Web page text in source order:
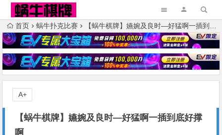
首页 蜗牛扑克比赛 【蜗牛棋牌】嬿婉及良时—好猛啊一插到底好撑啊
【蜗牛棋牌】嬿婉及良时—好猛啊一插到底好撑
啊
A+